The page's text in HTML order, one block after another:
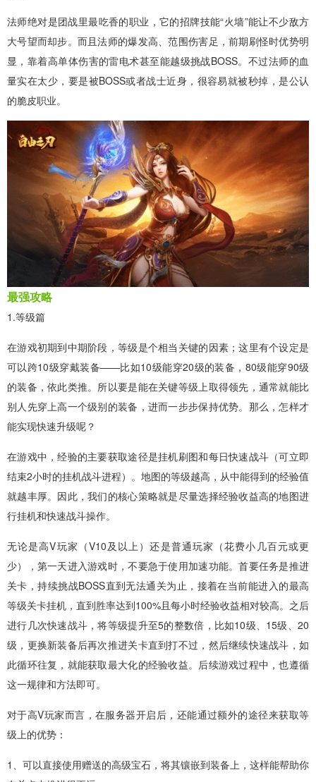
法师绝对是团战里最吃香的职业，它的招牌技能“火墙”能让不少敌方
大号望而却步。而且法师的爆发高、范围伤害足，前期刷怪时优势明
显，靠着高单体伤害的雷电术甚至能越级挑战BOSS。不过法师的血
量实在太少，要是被BOSS或者战士近身，很容易就被秒掉，是公认
的脆皮职业。
最强攻略
1.等级篇
在游戏初期到中期阶段，等级是个相当关键的因素；这里有个设定是
可以跨10级穿戴装备——比如10级能穿20级的装备，80级能穿90级
的装备，依此类推。所以要是能在关键等级上取得领先，通常就能比
别人先穿上高一个级别的装备，进而一步步保持优势。那么，怎样才
能实现快速升级呢？
在游戏中，经验的主要获取途径是挂机刷图和每日快速战斗（可立即
结束2小时的挂机战斗进程）。地图的等级越高，从中能得到的经验值
就越丰厚。因此，我们的核心策略就是尽量选择经验收益高的地图进
行挂机和快速战斗操作。
无论是高V玩家（V10及以上）还是普通玩家（花费小几百元或更
少），第一天进入游戏时，不要急于使用加速功能。首要任务是推进
关卡，持续挑战BOSS直到无法通关为止，接着在当前能进入的最高
等级关卡挂机，直到胜率达到100%且每小时经验收益相对较高。之后
进行几次快速战斗，将等级提升至5的整数倍，比如10级、15级、20
级，更换新装备后再次推进关卡直到打不过，然后继续快速战斗，如
此循环往复，就能获取最大化的经验收益。后续游戏过程中，也遵循
这一规律和方法即可。
对于高V玩家而言，在服务器开启后，还能通过额外的途径来获取等
级上的优势：
1、可以直接使用赠送的高级宝石，将其镶嵌到装备上，这样能帮助你